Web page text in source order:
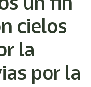
cielos
la
por la